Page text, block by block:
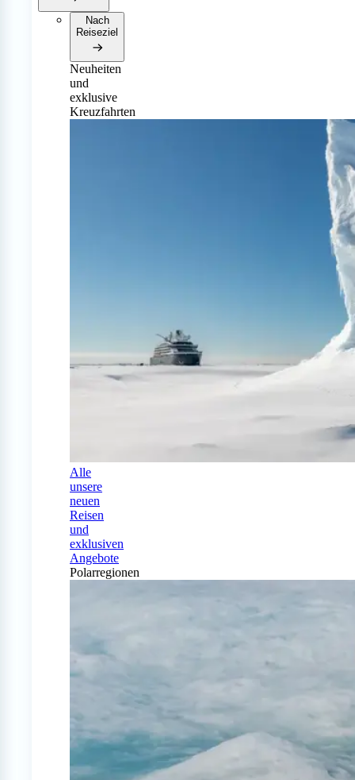
Nach
Reiseziel
Neuheiten
und
exklusive
Kreuzfahrten
Alle
unsere
neuen
Reisen
und
exklusiven
Angebote
Polarregionen